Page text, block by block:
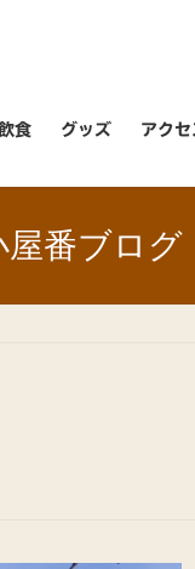
食 グッズ アク
屋番ブログ